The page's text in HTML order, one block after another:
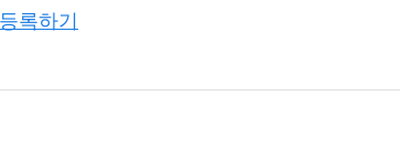
록하기